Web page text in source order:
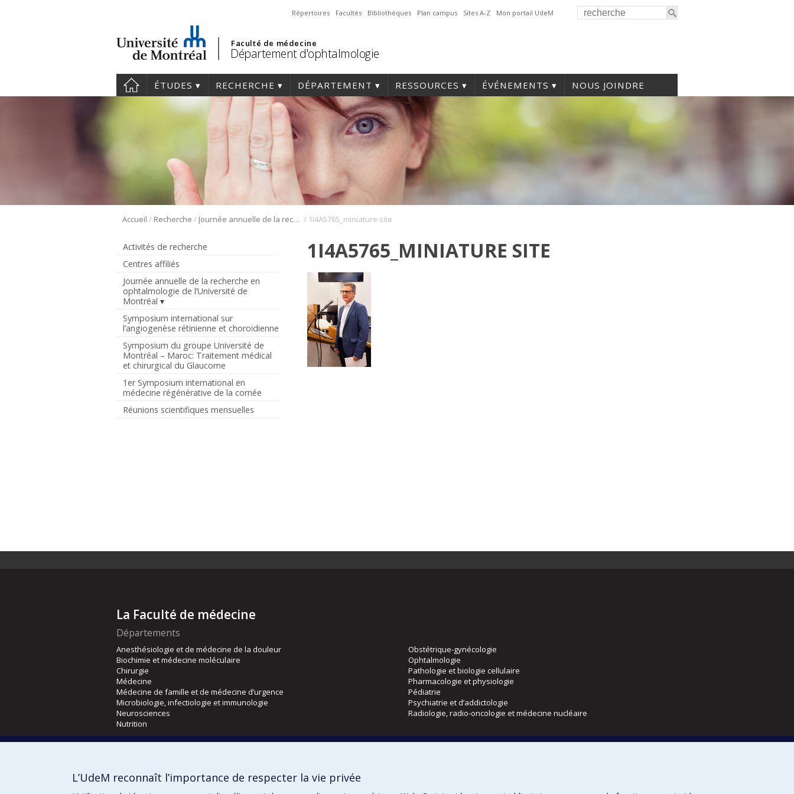
Répertoires Facultés Bibliothèques Plan campus Sites A-Z Mon portail UdeM
Faculté de médecine
Département d'ophtalmologie
ÉTUDES RECHERCHE DÉPARTEMENT RESSOURCES ÉVÉNEMENTS NOUS JOINDRE
Accueil / Recherche / Journée annuelle de la recherche en ophtalmologie de l’Université de Montréal / 1I4A5765_miniature site
Activités de recherche
Centres affiliés
Journée annuelle de la recherche en
ophtalmologie de l’Université de
Montréal
Symposium international sur
l’angiogenèse rétinienne et choroïdienne
Symposium du groupe Université de
Montréal – Maroc: Traitement médical
et chirurgical du Glaucome
1er Symposium international en
médecine régénérative de la cornée
Réunions scientifiques mensuelles
1I4A5765_MINIATURE SITE
La Faculté de médecine
Départements
Anesthésiologie et de médecine de la douleur
Biochimie et médecine moléculaire
Chirurgie
Médecine
Médecine de famille et de médecine d’urgence
Microbiologie, infectiologie et immunologie
Neurosciences
Nutrition
Obstétrique-gynécologie
Ophtalmologie
Pathologie et biologie cellulaire
Pharmacologie et physiologie
Pédiatrie
Psychiatrie et d’addictologie
Radiologie, radio-oncologie et médecine nucléaire
Orthophonie et audiologie
L’UdeM reconnaît l’importance de respecter la vie privée